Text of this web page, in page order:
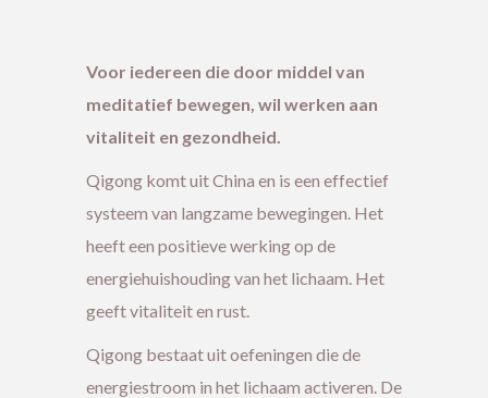
Voor iedereen die door middel van
meditatief bewegen, wil werken aan
vitaliteit en gezondheid.
Qigong komt uit China en is een effectief
systeem van langzame bewegingen. Het
heeft een positieve werking op de
energiehuishouding van het lichaam. Het
geeft vitaliteit en rust.
Qigong bestaat uit oefeningen die de
energiestroom in het lichaam activeren. De